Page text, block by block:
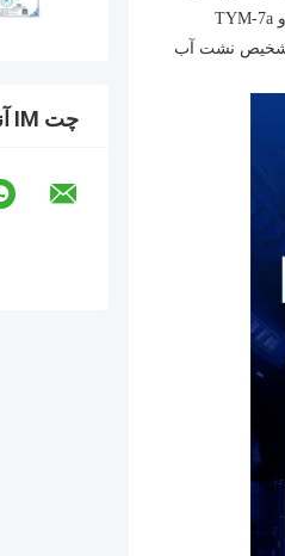
چت IM آنلاین در حال حاضر
جمع آوری و تجزیه و تحلیل سیگنال های صوتی و نشت در نقاط نشت، می تواند موقعیت دقیق را به دست آورد.TYM-4A و TYM-7a
تشخیص نشت آب